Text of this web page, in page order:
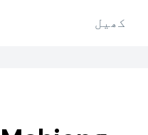
کھیل